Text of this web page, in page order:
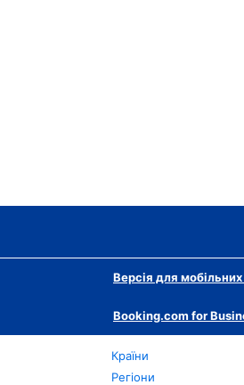
Версія для мобільних
Booking.com for
Країни
Регіони